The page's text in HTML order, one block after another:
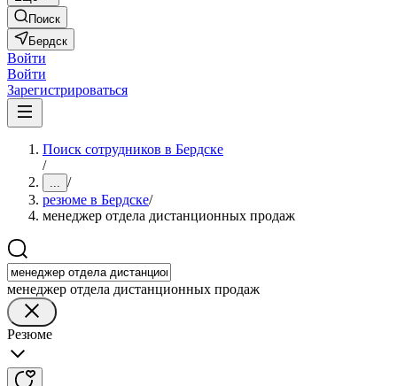
Поиск
Бердск
Войти
Войти
Зарегистрироваться
Поиск сотрудников в Бердске
/
... /
резюме в Бердске/
менеджер отдела дистанционных продаж
менеджер отдела дистанционных продаж
Резюме